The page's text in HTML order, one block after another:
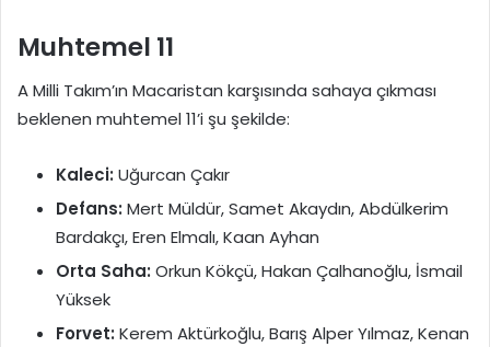
Muhtemel 11
A Milli Takım’ın Macaristan karşısında sahaya çıkması
beklenen muhtemel 11’i şu şekilde:
Kaleci: Uğurcan Çakır
Defans: Mert Müldür, Samet Akaydın, Abdülkerim
Bardakçı, Eren Elmalı, Kaan Ayhan
Orta Saha: Orkun Kökçü, Hakan Çalhanoğlu, İsmail
Yüksek
Forvet: Kerem Aktürkoğlu, Barış Alper Yılmaz, Kenan